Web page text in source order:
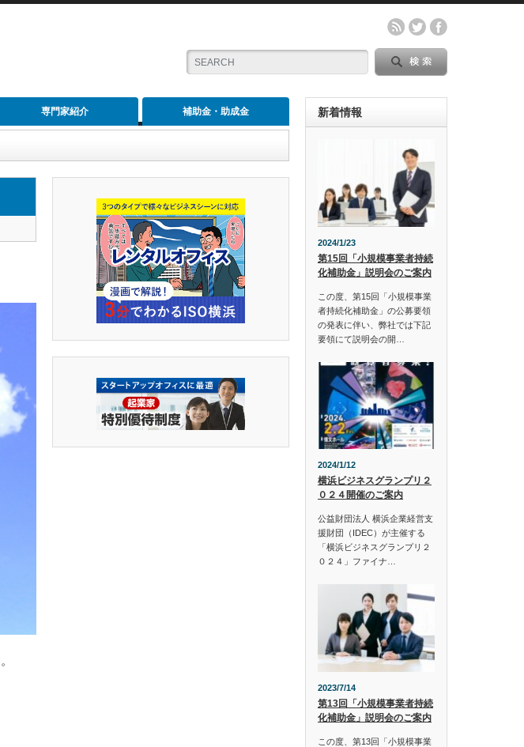
専門家紹介 補助金・助成金 新着情報
2024/1/23
第15回「小規模事業者持続
化補助金」説明会のご案内
この度、第15回「小規模事業
者持続化補助金」の公募要領
の発表に伴い、弊社では下記
要領にて説明会の開…
2024/1/12
横浜ビジネスグランプリ２
０２４開催のご案内
公益財団法人 横浜企業経営支
援財団（IDEC）が主催する
「横浜ビジネスグランプリ２
０２４」ファイナ…
2023/7/14
第13回「小規模事業者持続
化補助金」説明会のご案内
この度、第13回「小規模事業